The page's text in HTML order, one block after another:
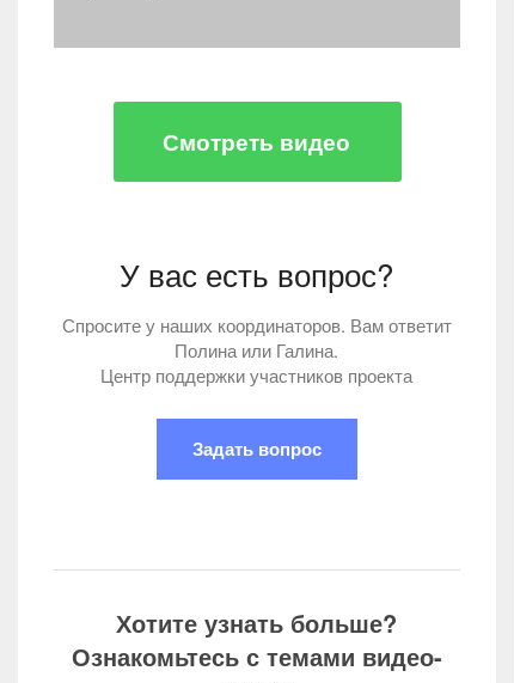
Смотреть видео
У вас есть вопрос?
Спросите у наших координаторов. Вам ответит
Полина или Галина.
Центр поддержки участников проекта
Задать вопрос
Хотите узнать больше?
Ознакомьтесь с темами видео-